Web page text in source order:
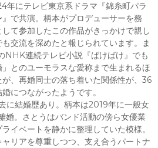
年にテレビ東京系ドラマ『錦糸町パラ
で共演。柄本がプロデューサーを務
て参加したこの作品がきっかけで親し
交流を深めたと報じられています。ま
NHK連続テレビ小説『ばけばけ』でも
とのユーモラスな愛称まで生まれるほ
、再婚同士の落ち着いた関係性が、36
につながったようです。
に結婚歴あり。柄本は2019年に一般女
婚。さとうはバンド活動の傍ら女優業
イベートを静かに整理していた模様。
リアを尊重しつつ、支え合うパートナ